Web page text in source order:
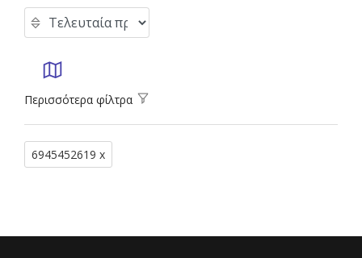
Περισσότερα φίλτρα
6945452619 x